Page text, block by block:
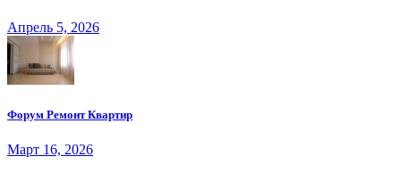
Апрель 5, 2026
Форум Ремонт Квартир
Март 16, 2026